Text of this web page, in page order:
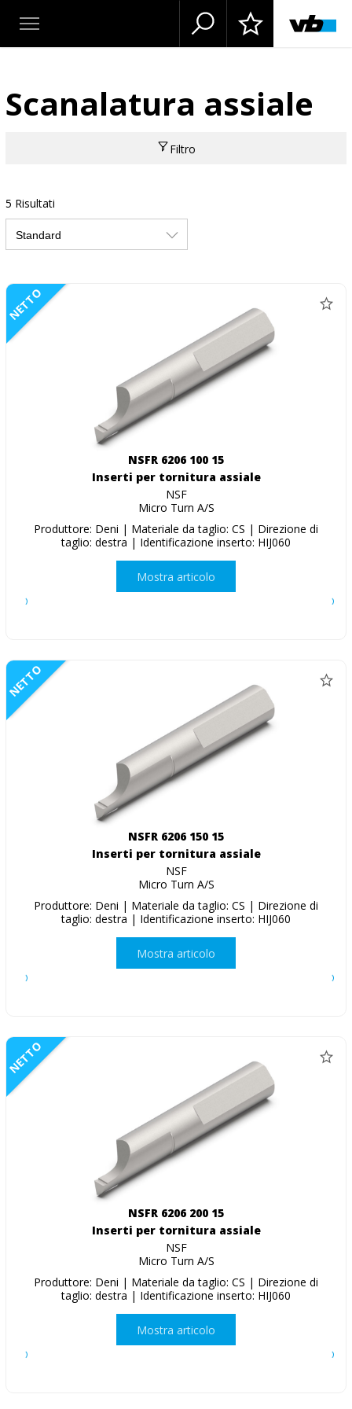
Scanalatura assiale
Filtro
5 Risultati
NETTO
NSFR 6206 100 15
Inserti per tornitura assiale
NSF
Micro Turn A/S
Produttore: Deni | Materiale da taglio: CS | Direzione di
taglio: destra | Identificazione inserto: HIJ060
Mostra articolo
NETTO
NSFR 6206 150 15
Inserti per tornitura assiale
NSF
Micro Turn A/S
Produttore: Deni | Materiale da taglio: CS | Direzione di
taglio: destra | Identificazione inserto: HIJ060
Mostra articolo
NETTO
NSFR 6206 200 15
Inserti per tornitura assiale
NSF
Micro Turn A/S
Produttore: Deni | Materiale da taglio: CS | Direzione di
taglio: destra | Identificazione inserto: HIJ060
Mostra articolo